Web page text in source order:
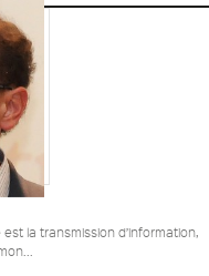
la transmission d’information,